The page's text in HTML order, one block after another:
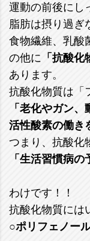
運動の前後にし
脂肪は摂り過ぎ
食物繊維、乳酸
の他に 「抗酸化
あります。
抗酸化物質は「
「老化やガン
活性酸素の働き
つまり、抗酸化
「生活習慣病
わけです！！
抗酸化物質には
○ポリフェノー